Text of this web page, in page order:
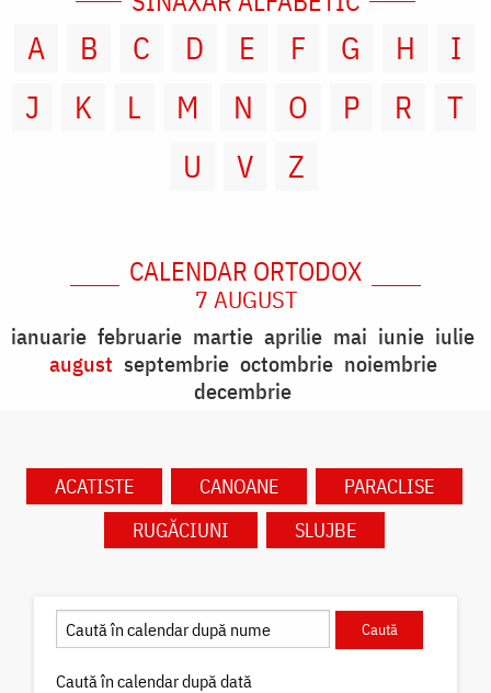
A B C D E F G H
I
J
K L M N O P R
T
U
V Z
CALENDAR ORTODOX
7 AUGUST
ianuarie februarie martie aprilie mai iunie iulie
august septembrie octombrie noiembrie
decembrie
ACATISTE CANOANE
PARACLISE
RUGĂCIUNI
SLUJBE
Caută în calendar după dată